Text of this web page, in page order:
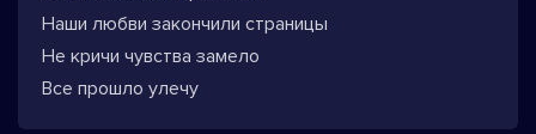
Наши любви закончили страницы
Не кричи чувства замело
Все прошло улечу